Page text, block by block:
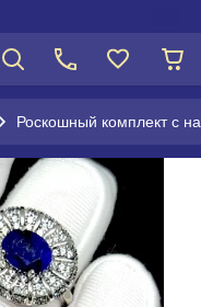
Роскошный комплект с